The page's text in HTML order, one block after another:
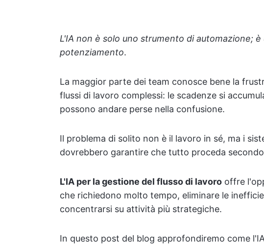
L'IA non è solo uno strumento di automazione;
potenziamento.
La maggior parte dei team conosce bene la
flussi di lavoro complessi: le scadenze si
possono andare perse nella confusione.
Il problema di solito non è il lavoro in sé, ma i
dovrebbero garantire che tutto proceda
L'IA per la gestione del flusso di lavoro offre
che richiedono molto tempo, eliminare le
concentrarsi su attività più strategiche.
In questo post del blog approfondiremo come